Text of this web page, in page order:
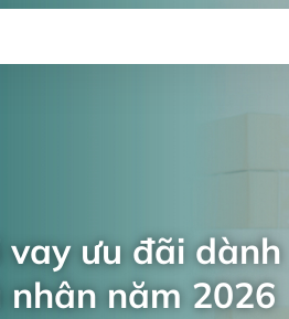
ưu đãi dành
năm 2026